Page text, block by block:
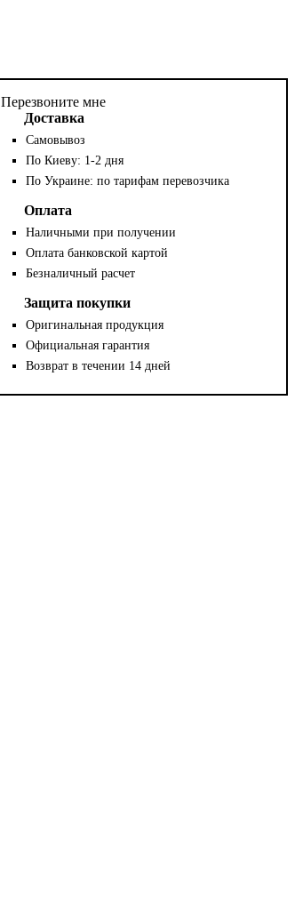
Перезвоните мне
Доставка
Самовывоз
По Киеву: 1-2 дня
По Украине: по тарифам перевозчика
Оплата
Наличными при получении
Оплата банковской картой
Безналичный расчет
Защита покупки
Оригинальная продукция
Официальная гарантия
Возврат в течении 14 дней